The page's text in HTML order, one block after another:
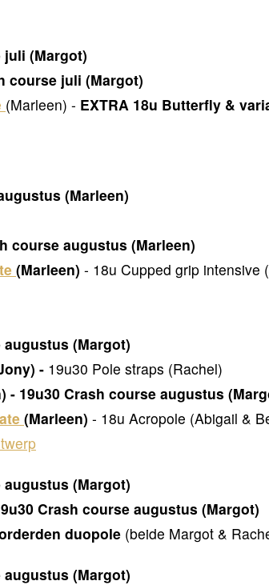
juli (Margot)
course juli (Margot)
(Marleen) - EXTRA 18u Butterfly &
(Marleen)
course augustus (Marleen)
(Marleen) - 18u Cupped grip intensive
(Margot)
- 19u30 Pole straps (Rachel)
19u30 Crash course augustus
(Marleen) - 18u Acropole (Abigail &
(Margot)
Crash course augustus (Margot)
duopole (beide Margot &
(Margot)